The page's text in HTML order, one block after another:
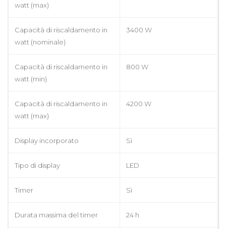
watt (max)
Capacità di riscaldamento in
watt (nominale)
3400 W
Capacità di riscaldamento in
watt (min)
800 W
Capacità di riscaldamento in
watt (max)
4200 W
Display incorporato Sì
Tipo di display LED
Timer Sì
Durata massima del timer 24 h